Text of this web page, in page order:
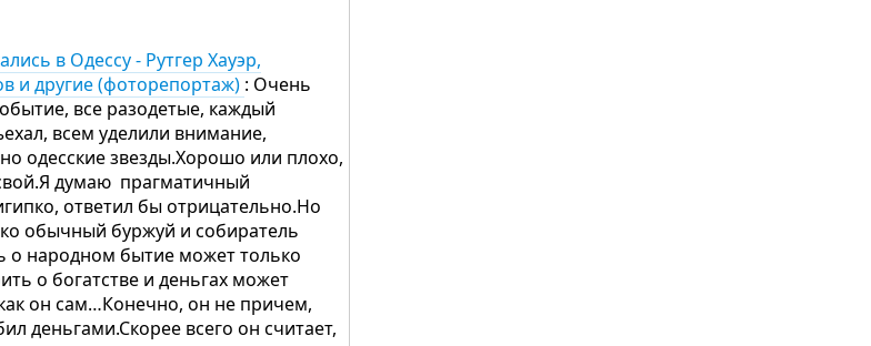
в Одессу - Рутгер Хауэр,
и другие (фоторепортаж) : Очень
все разодетые, каждый
всем уделили внимание,
одесские звезды.Хорошо или плохо,
думаю прагматичный
ответил бы отрицательно.Но
обычный буржуй и собиратель
о народном бытие может только
о богатстве и деньгах может
он сам…Конечно, он не причем,
деньгами.Скорее всего он считает,